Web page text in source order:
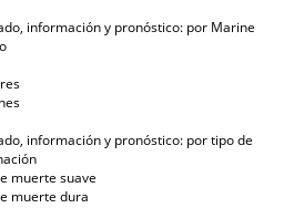
información y pronóstico: por Marine
información y pronóstico: por tipo de
muerte suave
muerte dura